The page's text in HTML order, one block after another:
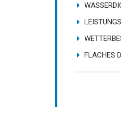
FLACHES